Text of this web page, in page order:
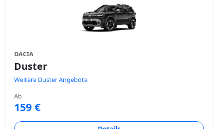
DACIA
Duster
Weitere Duster Angebote
Ab
159 €